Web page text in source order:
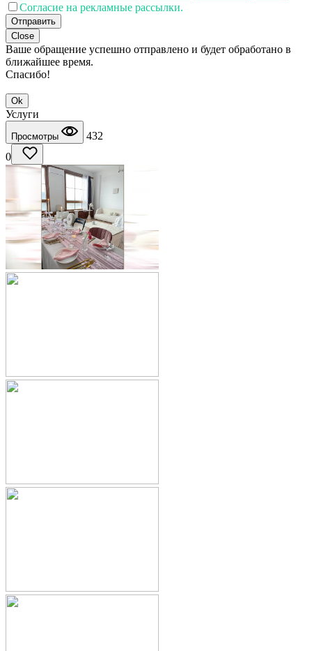
Согласие на рекламные рассылки.
Отправить
Close
Ваше обращение успешно отправлено и будет обработано в
ближайшее время.
Спасибо!
Ok
Услуги
Просмотры
432
0